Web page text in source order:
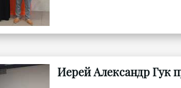
Иерей Александр Гук